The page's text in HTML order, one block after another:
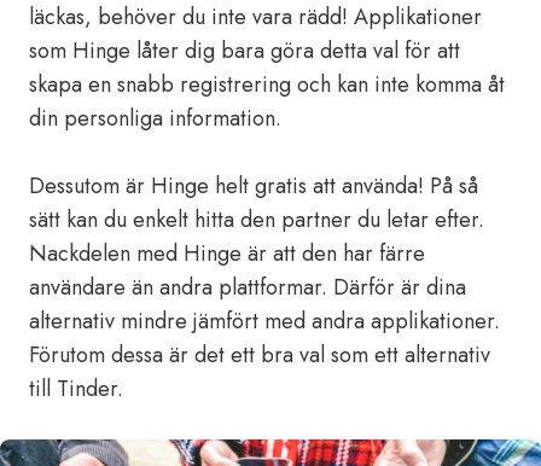
läckas, behöver du inte vara rädd! Applikationer
som Hinge låter dig bara göra detta val för att
skapa en snabb registrering och kan inte komma åt
din personliga information.
Dessutom är Hinge helt gratis att använda! På så
sätt kan du enkelt hitta den partner du letar efter.
Nackdelen med Hinge är att den har färre
användare än andra plattformar. Därför är dina
alternativ mindre jämfört med andra applikationer.
Förutom dessa är det ett bra val som ett alternativ
till Tinder.